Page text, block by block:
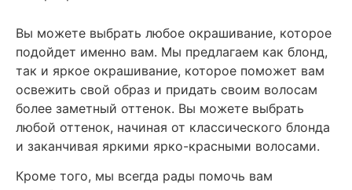
Вы можете выбрать любое окрашивание, которое
подойдет именно вам. Мы предлагаем как блонд,
так и яркое окрашивание, которое поможет вам
освежить свой образ и придать своим волосам
более заметный оттенок. Вы можете выбрать
любой оттенок, начиная от классического блонда
и заканчивая яркими ярко-красными волосами.
Кроме того, мы всегда рады помочь вам